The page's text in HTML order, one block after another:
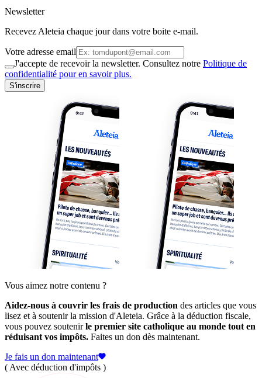
Newsletter
Recevez Aleteia chaque jour dans votre boite e-mail.
Votre adresse email
J'accepte de recevoir la newsletter. Consultez notre Politique de
confidentialité pour en savoir plus.
S'inscrire
Vous aimez notre contenu ?
Aidez-nous à couvrir les frais de production des articles que vous
lisez et à soutenir la mission d'Aleteia. Grâce à la déduction fiscale,
vous pouvez soutenirle premier site catholique au monde tout en
réduisant vos impôts. Faites un don dès maintenant.
Je fais un don maintenant
( Avec déduction d'impôts )